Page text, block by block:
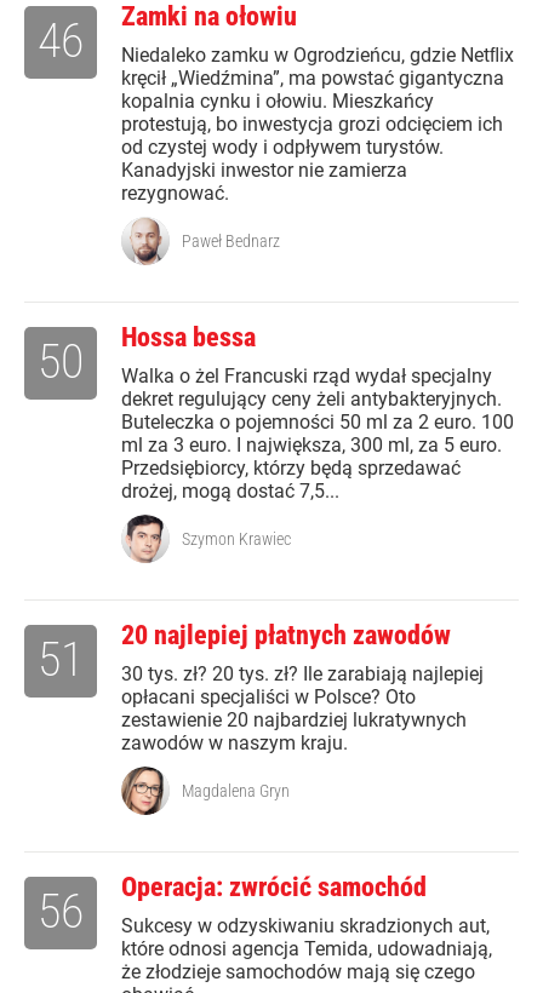
Zamki na ołowiu
Niedaleko zamku w Ogrodzieńcu, gdzie Netﬂix
kręcił „Wiedźmina”, ma powstać gigantyczna
kopalnia cynku i ołowiu. Mieszkańcy
protestują, bo inwestycja grozi odcięciem ich
od czystej wody i odpływem turystów.
Kanadyjski inwestor nie zamierza
rezygnować.
46
Paweł Bednarz
Hossa bessa
Walka o żel Francuski rząd wydał specjalny
dekret regulujący ceny żeli antybakteryjnych.
Buteleczka o pojemności 50 ml za 2 euro. 100
ml za 3 euro. I największa, 300 ml, za 5 euro.
Przedsiębiorcy, którzy będą sprzedawać
drożej, mogą dostać 7,5...
50
Szymon Krawiec
20 najlepiej płatnych zawodów
30 tys. zł? 20 tys. zł? Ile zarabiają najlepiej
opłacani specjaliści w Polsce? Oto
zestawienie 20 najbardziej lukratywnych
zawodów w naszym kraju.
51
Magdalena Gryn
Operacja: zwrócić samochód
Sukcesy w odzyskiwaniu skradzionych aut,
które odnosi agencja Temida, udowadniają,
że złodzieje samochodów mają się czego
56